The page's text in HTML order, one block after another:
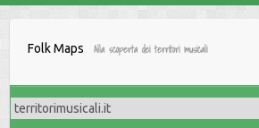
Folk Maps Alla scoperta dei territori musicali